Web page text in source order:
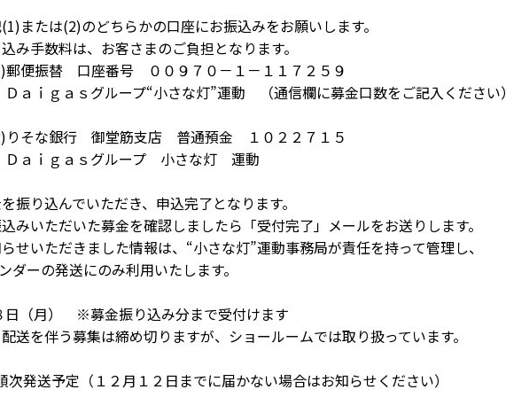
たは(2)のどちらかの口座にお振込みをお願いします。
客さまのご負担となります。
００９７０－１－１１７２５９
“小さな灯”運動 （通信欄に募金口数をご記入ください）
筋支店 普通預金 １０２２７１５
ープ 小さな灯 運動
だき、申込完了となります。
を確認しましたら「受付完了」メールをお送りします。
情報は、“小さな灯”運動事務局が責任を持って管理し、
のみ利用いたします。
月） ※募金振り込み分まで受付けます
切りますが、ショールームでは取り扱っています。
発送予定（１２月１２日までに届かない場合はお知らせください）